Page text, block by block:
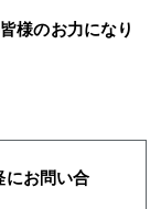
様のお力になり
にお問い合